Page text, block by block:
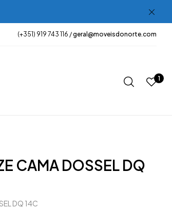
(+351) 919 743 116 /geral@moveisdonorte.com
1
CAMA DOSSEL DQ
DQ 14C